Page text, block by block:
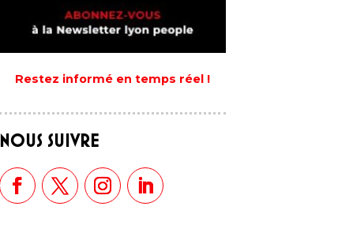
Restez informé en temps réel !
NOUS SUIVRE